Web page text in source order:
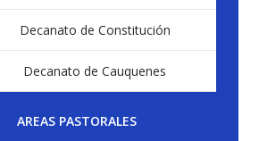
Decanato de Constitución
Decanato de Cauquenes
AREAS PASTORALES